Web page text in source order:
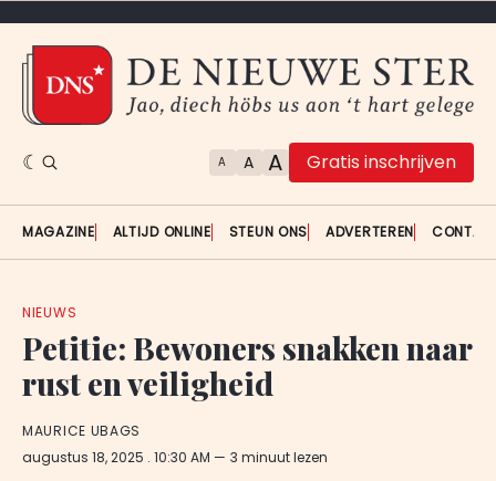
A A A Gratis inschrijven
MAGAZINE ALTIJD ONLINE STEUN ONS ADVERTEREN
NIEUWS
Petitie: Bewoners snakken naar
rust en veiligheid
MAURICE UBAGS
augustus 18, 2025 . 10:30 AM 3 minuut lezen